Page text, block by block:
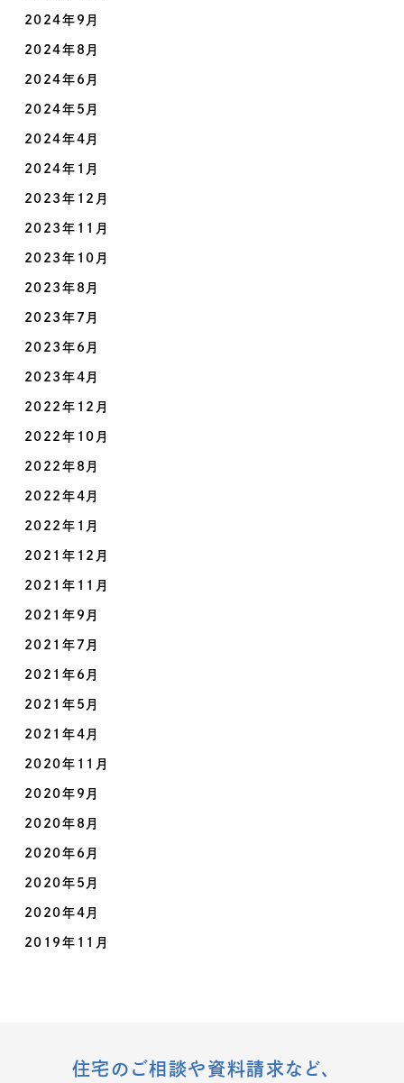
2024年9月
2024年8月
2024年6月
2024年5月
2024年4月
2024年1月
2023年12月
2023年11月
2023年10月
2023年8月
2023年7月
2023年6月
2023年4月
2022年12月
2022年10月
2022年8月
2022年4月
2022年1月
2021年12月
2021年11月
2021年9月
2021年7月
2021年6月
2021年5月
2021年4月
2020年11月
2020年9月
2020年8月
2020年6月
2020年5月
2020年4月
2019年11月
住宅のご相談や資料請求など、